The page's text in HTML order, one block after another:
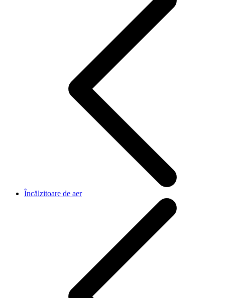
Încălzitoare de aer